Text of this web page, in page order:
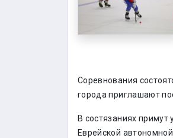
Соревнования
города приглашают
В состязаниях примут
Еврейской